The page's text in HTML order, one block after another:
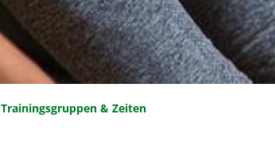
Trainingsgruppen & Zeiten